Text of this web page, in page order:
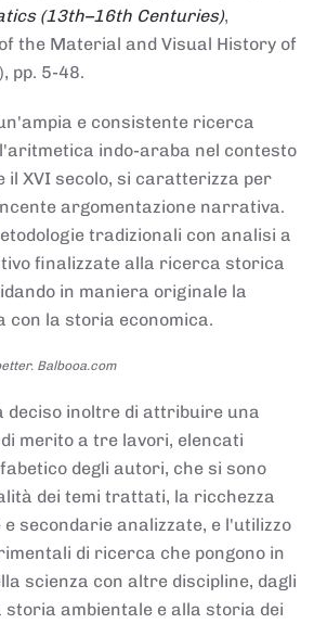
(13th–16th Centuries),
the Material and Visual History of
pp. 5-48.
e consistente ricerca
indo-araba nel contesto
il XVI secolo, si caratterizza per
argomentazione narrativa.
tradizionali con analisi a
finalizzate alla ricerca storica
in maniera originale la
con la storia economica.
Balbooa.com
deciso inoltre di attribuire una
merito a tre lavori, elencati
degli autori, che si sono
dei temi trattati, la ricchezza
secondarie analizzate, e l'utilizzo
di ricerca che pongono in
scienza con altre discipline, dagli
storia ambientale e alla storia dei